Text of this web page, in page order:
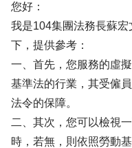
您好：
我是104集團法務長蘇
下，提供參考：
一、首先，您服務的虛
基準法的行業，其受僱
法令的保障。
二、其次，您可以檢視
時，若無，則依照勞動